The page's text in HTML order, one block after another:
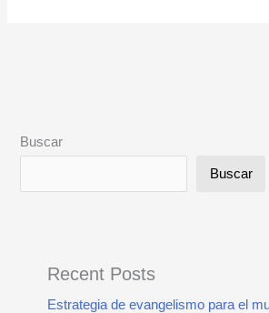
Buscar
Buscar
Recent Posts
Estrategia de evangelismo para el